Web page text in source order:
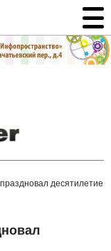
десятилетие